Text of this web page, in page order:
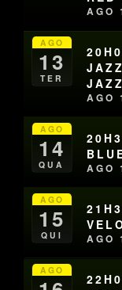
AGO
AGO
13
TER
AGO
AGO
14
QUA AGO
AGO
15
QUI AGO
AGO